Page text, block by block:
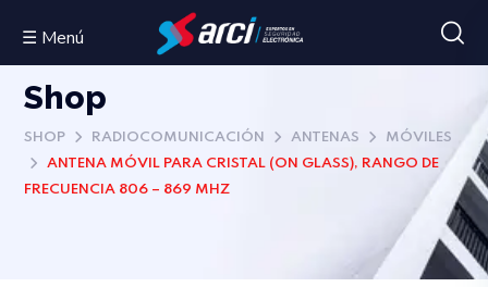
☰ Menú
Shop
SHOP RADIOCOMUNICACIÓN ANTENAS
MÓVILES
ANTENA MÓVIL PARA CRISTAL (ON GLASS), RANGO DE
FRECUENCIA 806 – 869 MHZ